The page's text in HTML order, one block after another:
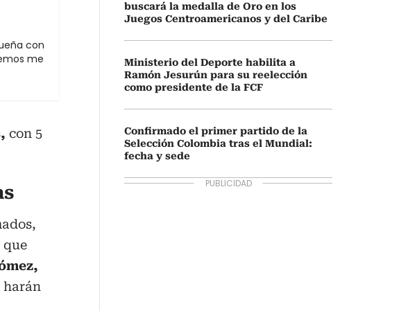
con
me
con 5
que
harán
buscará la medalla de Oro en los
Juegos Centroamericanos y del Caribe
Ministerio del Deporte habilita a
Ramón Jesurún para su reelección
como presidente de la FCF
Confirmado el primer partido de la
Selección Colombia tras el Mundial:
fecha y sede